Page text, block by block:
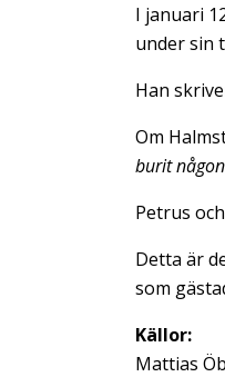
I januari
under sin
Han
Om
burit
Petrus
Detta är
som
Källor:
Mattias